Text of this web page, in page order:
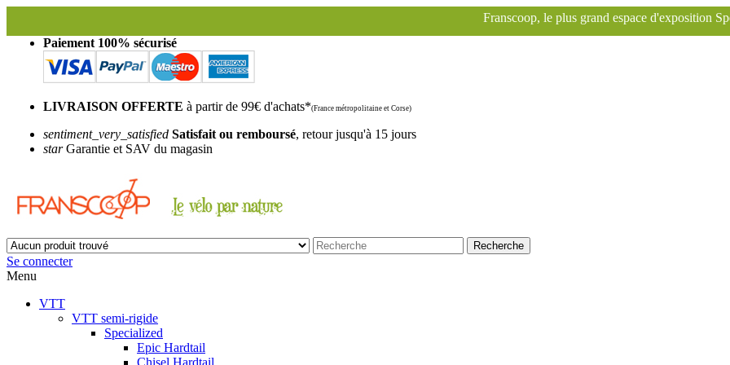
Franscoop, le plus grand espace d'exposition Specialized à Paris
Paiement 100% sécurisé
LIVRAISON OFFERTE à partir de 99€ d'achats*(France métropolitaine et Corse)
sentiment_very_satisfied Satisfait ou remboursé, retour jusqu'à 15 jours
starGarantie et SAV du magasin
Recherche
Se connecter
Menu
VTT
VTT semi-rigide
Specialized
Epic Hardtail
Chisel Hardtail